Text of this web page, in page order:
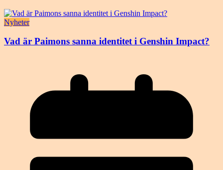
Nyheter
Vad är Paimons sanna identitet i Genshin Impact?